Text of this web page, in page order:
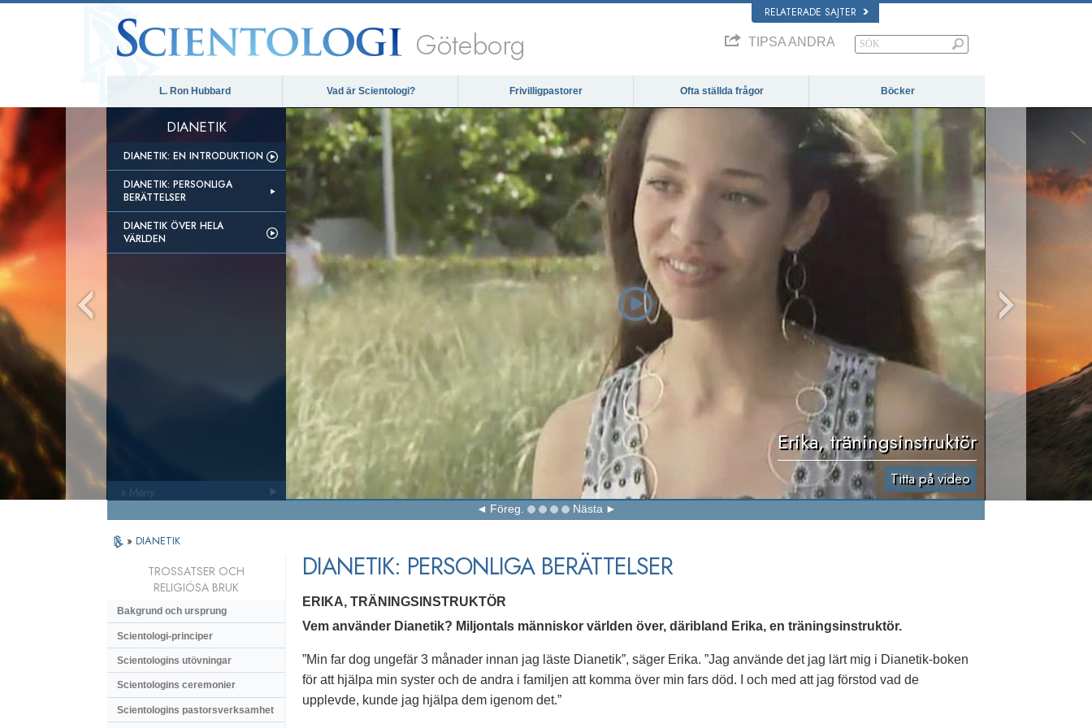
RELATERADE SAJTER
Göteborg TIPSA ANDRA
L. Ron Hubbard Vad är Scientologi? Frivilligpastorer Ofta ställda frågor Böcker
DIANETIK
DIANETIK: EN INTRODUKTION
DIANETIK: PERSONLIGA
BERÄTTELSER
DIANETIK ÖVER HELA
VÄRLDEN
Erika, träningsinstruktör
Titta på video
Föreg. Nästa
» Meny
» DIANETIK
DIANETIK: PERSONLIGA BERÄTTELSER
ERIKA, TRÄNINGSINSTRUKTÖR
Vem använder Dianetik? Miljontals människor världen över, däribland Erika, en träningsinstruktör.
”Min far dog ungefär 3 månader innan jag läste Dianetik”, säger Erika. ”Jag använde det jag lärt mig i Dianetik-boken
för att hjälpa min syster och de andra i familjen att komma över min fars död. I och med att jag förstod vad de
upplevde, kunde jag hjälpa dem igenom det.”
TROSSATSER OCH
RELIGIÖSA BRUK
Bakgrund och ursprung
Scientologi-principer
Scientologins utövningar
Scientologins ceremonier
Scientologins pastorsverksamhet